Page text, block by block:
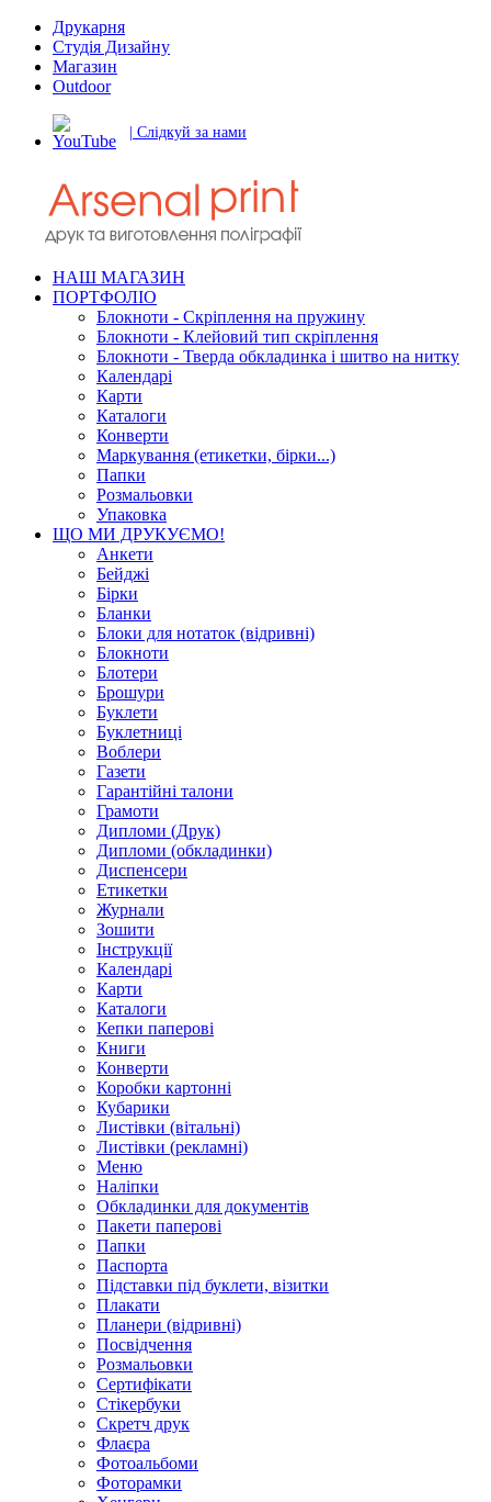
Друкарня
Студія Дизайну
Магазин
Outdoor
| Слідкуй за нами
НАШ МАГАЗИН
ПОРТФОЛІО
Блокноти - Скріплення на пружину
Блокноти - Клейовий тип скріплення
Блокноти - Тверда обкладинка і шитво на нитку
Календарі
Карти
Каталоги
Конверти
Маркування (етикетки, бірки...)
Папки
Розмальовки
Упаковка
ЩО МИ ДРУКУЄМО!
Анкети
Бейджі
Бірки
Бланки
Блоки для нотаток (відривні)
Блокноти
Блотери
Брошури
Буклети
Буклетниці
Воблери
Газети
Гарантійні талони
Грамоти
Дипломи (Друк)
Дипломи (обкладинки)
Диспенсери
Етикетки
Журнали
Зошити
Інструкції
Календарі
Карти
Каталоги
Кепки паперові
Книги
Конверти
Коробки картонні
Кубарики
Листівки (вітальні)
Листівки (рекламні)
Меню
Наліпки
Обкладинки для документів
Пакети паперові
Папки
Паспорта
Підставки під буклети, візитки
Плакати
Планери (відривні)
Посвідчення
Розмальовки
Сертифікати
Стікербуки
Скретч друк
Флаєра
Фотоальбоми
Фоторамки